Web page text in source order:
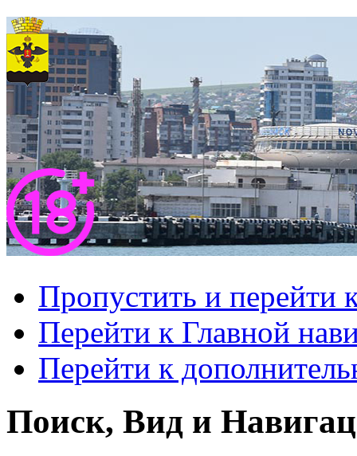
Пропустить и перейти
Перейти к Главной
Перейти к
Поиск, Вид и